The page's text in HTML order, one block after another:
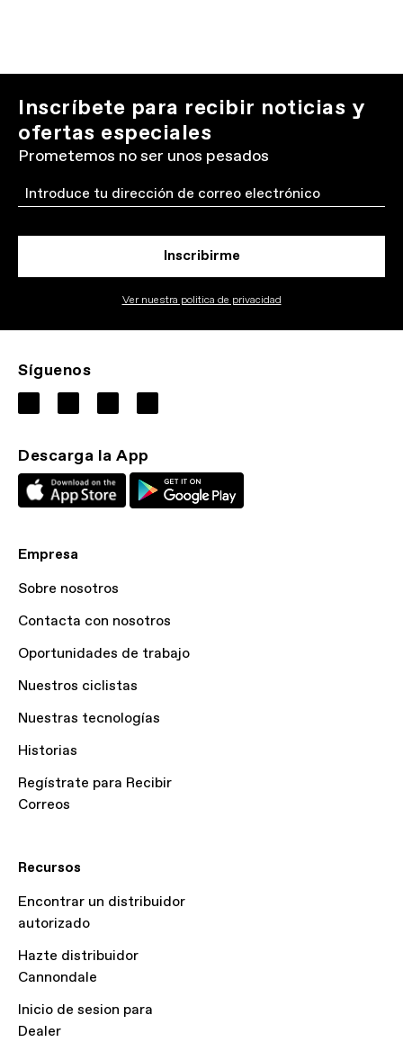
Inscríbete para recibir noticias y
ofertas especiales
Prometemos no ser unos pesados
Email
Inscribirme
Ver nuestra politica de privacidad
Síguenos
Descarga la App
Empresa
Sobre nosotros
Contacta con nosotros
Oportunidades de trabajo
Nuestros ciclistas
Nuestras tecnologías
Historias
Regístrate para Recibir
Correos
Recursos
Encontrar un distribuidor
autorizado
Hazte distribuidor
Cannondale
Inicio de sesion para
Dealer